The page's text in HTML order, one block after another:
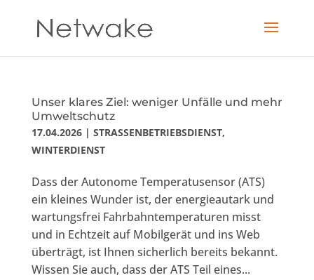
Unser klares Ziel: weniger Unfälle und mehr
Umweltschutz
17.04.2026| STRASSENBETRIEBSDIENST ,
WINTERDIENST
Dass der Autonome Temperatusensor (ATS)
ein kleines Wunder ist, der energieautark und
wartungsfrei Fahrbahntemperaturen misst
und in Echtzeit auf Mobilgerät und ins Web
überträgt, ist Ihnen sicherlich bereits bekannt.
Wissen Sie auch, dass der ATS Teil eines...